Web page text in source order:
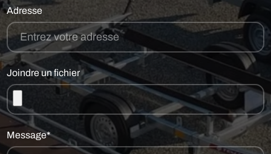
Adresse
Joindre un fichier
Message*